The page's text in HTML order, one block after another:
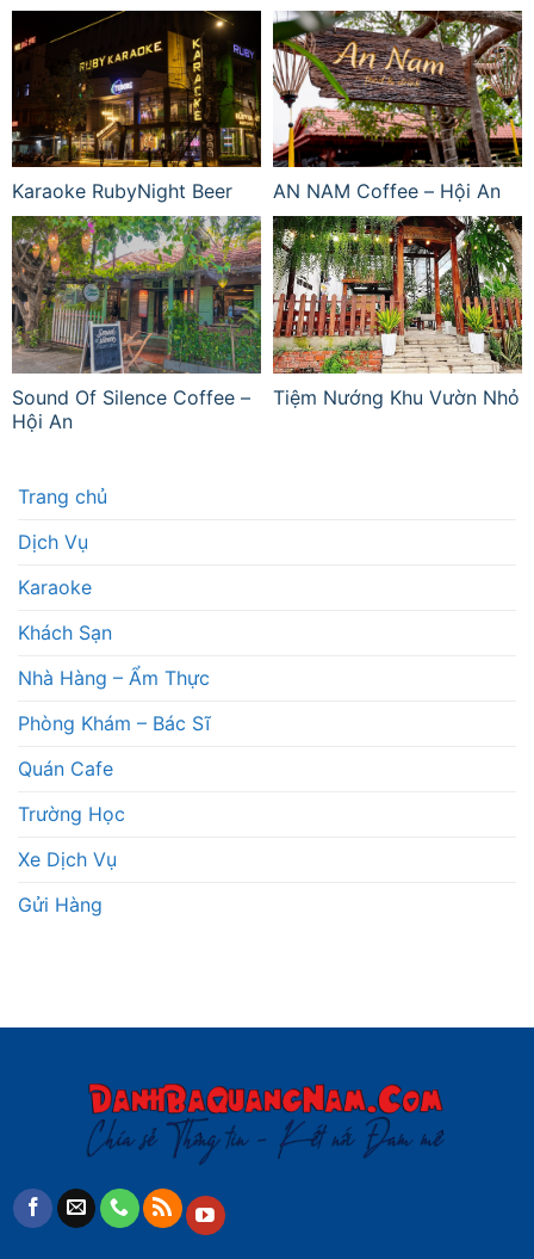
Karaoke RubyNight Beer AN NAM Coffee – Hội An
Sound Of Silence Coffee –
Hội An
Tiệm Nướng Khu Vườn Nhỏ
Trang chủ
Dịch Vụ
Karaoke
Khách Sạn
Nhà Hàng – Ẩm Thực
Phòng Khám – Bác Sĩ
Quán Cafe
Trường Học
Xe Dịch Vụ
Gửi Hàng